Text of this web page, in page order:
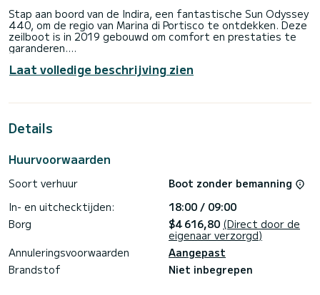
Stap aan boord van de Indira, een fantastische Sun Odyssey
440, om de regio van Marina di Portisco te ontdekken. Deze
zeilboot is in 2019 gebouwd om comfort en prestaties te
garanderen.
De boot heeft 4 comfortabele hutten en een
bootcapaciteit van 10 personen. Met een totale lengte van
buitengewone vakantie op het water in de omgeving van
Het heeft de volgende apparatuur: Autopilot, Hekdouche.
Boekingsaanvragen en offertes worden rechtstreeks door
Laat volledige beschrijving zien
Details
Huurvoorwaarden
Soort verhuur
Boot zonder bemanning
In- en uitchecktijden:
18:00 / 09:00
Borg
$4 616,80 (Direct door de
eigenaar verzorgd)
Annuleringsvoorwaarden
Aangepast
Brandstof
Niet inbegrepen